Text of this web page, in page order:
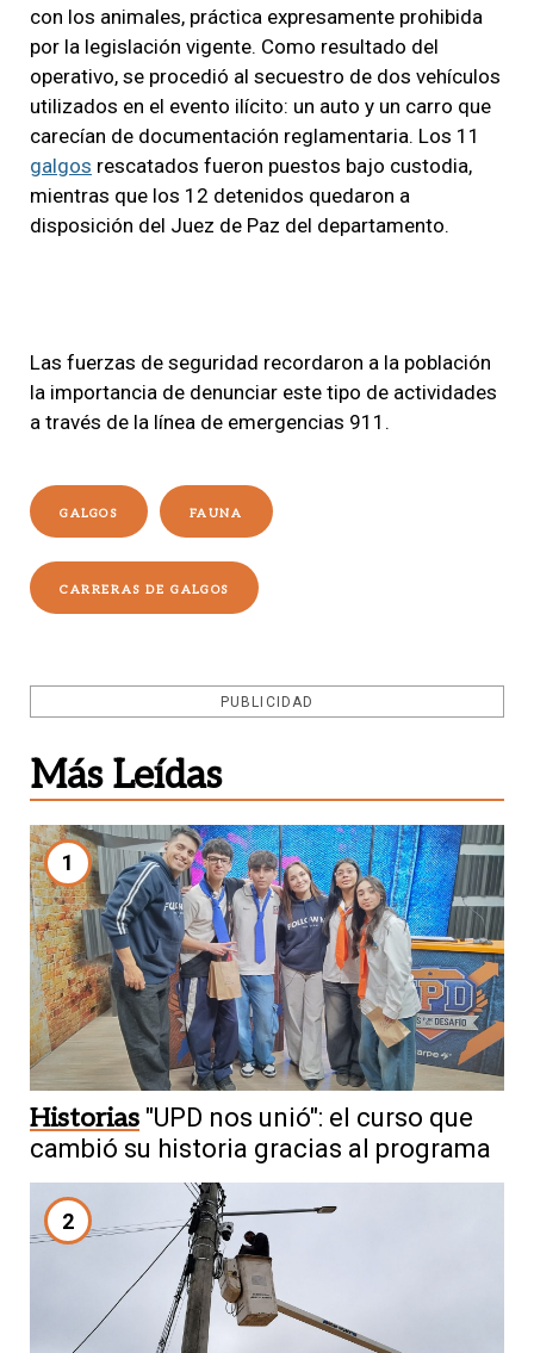
con los animales, práctica expresamente prohibida
por la legislación vigente. Como resultado del
operativo, se procedió al secuestro de dos vehículos
utilizados en el evento ilícito: un auto y un carro que
carecían de documentación reglamentaria. Los 11
galgos rescatados fueron puestos bajo custodia,
mientras que los 12 detenidos quedaron a
disposición del Juez de Paz del departamento.
Las fuerzas de seguridad recordaron a la población
la importancia de denunciar este tipo de actividades
a través de la línea de emergencias 911.
GALGOS FAUNA
CARRERAS DE GALGOS
PUBLICIDAD
Más Leídas
1
Historias "UPD nos unió": el curso que
cambió su historia gracias al programa
2